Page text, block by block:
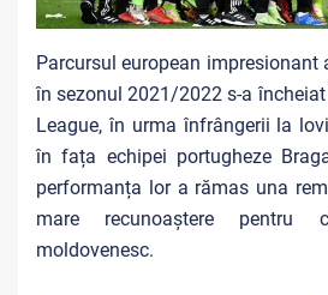
Parcursul european
în sezonul 2021/2022 s-a
League, în urma înfrângerii la
în fața echipei portugheze
performanța lor a rămas una
mare recunoaștere pentru
moldovenesc.